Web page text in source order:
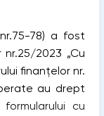
78) a fost
2023 „Cu
finanțelor nr.
au drept
cu